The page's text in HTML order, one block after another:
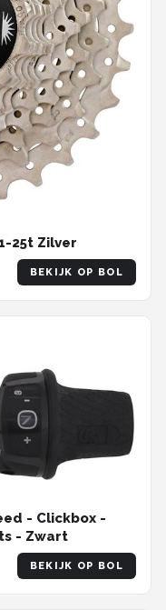
25t Zilver
BEKIJK OP BOL
- Clickbox -
- Zwart
BEKIJK OP BOL